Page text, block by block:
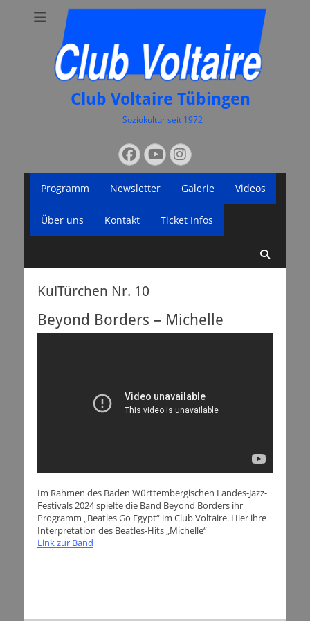
Club Voltaire Tübingen
Soziokultur seit 1972
nach:
Facebook
YouTube
Instagram
Menü
Inhalt
Programm Newsletter Galerie Videos
Über uns Kontakt Ticket Infos
KulTürchen Nr. 10
Beyond Borders – Michelle
Im Rahmen des Baden Württembergischen Landes-Jazz-
Festivals 2024 spielte die Band Beyond Borders ihr
Programm „Beatles Go Egypt“ im Club Voltaire. Hier ihre
Interpretation des Beatles-Hits „Michelle“
Link zur Band